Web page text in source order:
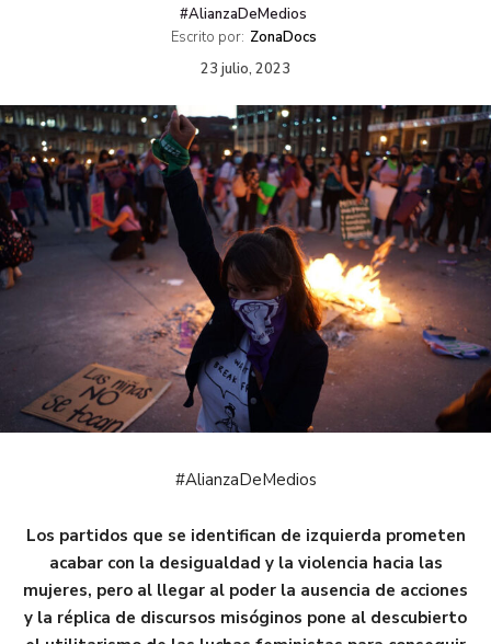
#AlianzaDeMedios
Escrito por: ZonaDocs
23 julio, 2023
#AlianzaDeMedios
Los partidos que se identifican de izquierda prometen
acabar con la desigualdad y la violencia hacia las
mujeres, pero al llegar al poder la ausencia de acciones
y la réplica de discursos misóginos pone al descubierto